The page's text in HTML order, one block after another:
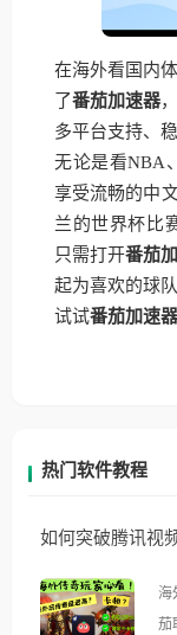
在海外看国内
了番茄加速器
多平台支持、
无论是看NBA
享受流畅的中
兰的世界杯比
只需打开番茄
起为喜欢的球
试试番茄加速器
热门软件教程
如何突破腾讯视
海
茄取